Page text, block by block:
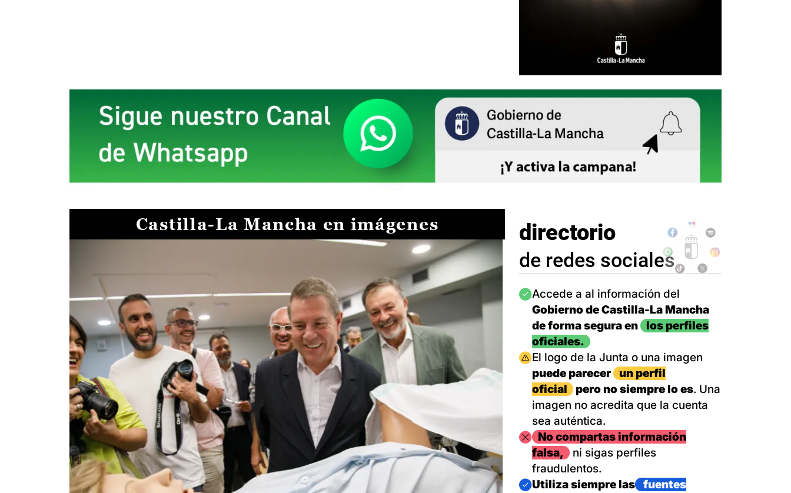
Castilla-La Mancha en imágenes directorio
de redes sociales
Imagen
Accede a al información del
Gobierno de Castilla-La Mancha
de forma segura en
los perfiles
oficiales.
Imagen
El logo de la Junta o una imagen
puede parecer
un perfil
oficial
pero no siempre lo es. Una
imagen no acredita que la cuenta
sea auténtica.
ImagenNo compartas información
falsa,
ni sigas perfiles
fraudulentos.
Imagen
Utiliza siempre las
fuentes